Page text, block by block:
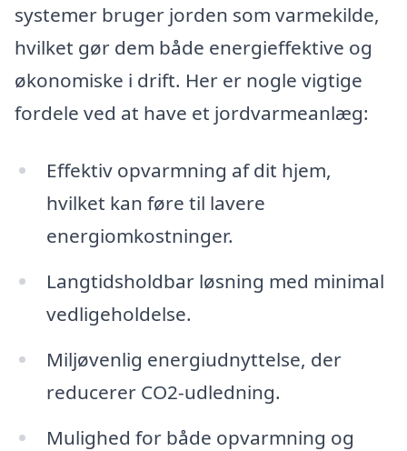
systemer bruger jorden som varmekilde,
hvilket gør dem både energieffektive og
økonomiske i drift. Her er nogle vigtige
fordele ved at have et jordvarmeanlæg:
Effektiv opvarmning af dit hjem,
hvilket kan føre til lavere
energiomkostninger.
Langtidsholdbar løsning med minimal
vedligeholdelse.
Miljøvenlig energiudnyttelse, der
reducerer CO2-udledning.
Mulighed for både opvarmning og